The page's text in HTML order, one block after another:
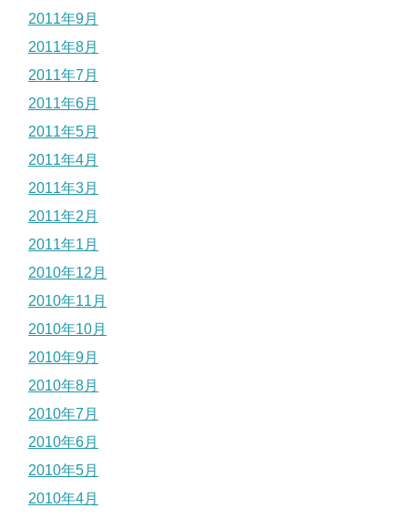
2011年9月
2011年8月
2011年7月
2011年6月
2011年5月
2011年4月
2011年3月
2011年2月
2011年1月
2010年12月
2010年11月
2010年10月
2010年9月
2010年8月
2010年7月
2010年6月
2010年5月
2010年4月